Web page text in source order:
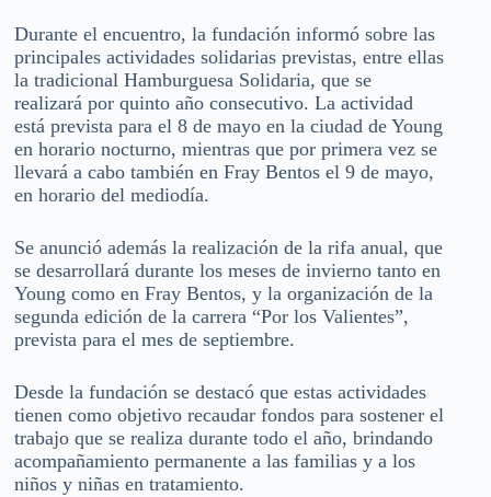
Durante el encuentro, la fundación informó sobre las
principales actividades solidarias previstas, entre ellas
la tradicional Hamburguesa Solidaria, que se
realizará por quinto año consecutivo. La actividad
está prevista para el 8 de mayo en la ciudad de Young
en horario nocturno, mientras que por primera vez se
llevará a cabo también en Fray Bentos el 9 de mayo,
en horario del mediodía.
Se anunció además la realización de la rifa anual, que
se desarrollará durante los meses de invierno tanto en
Young como en Fray Bentos, y la organización de la
segunda edición de la carrera “Por los Valientes”,
prevista para el mes de septiembre.
Desde la fundación se destacó que estas actividades
tienen como objetivo recaudar fondos para sostener el
trabajo que se realiza durante todo el año, brindando
acompañamiento permanente a las familias y a los
niños y niñas en tratamiento.